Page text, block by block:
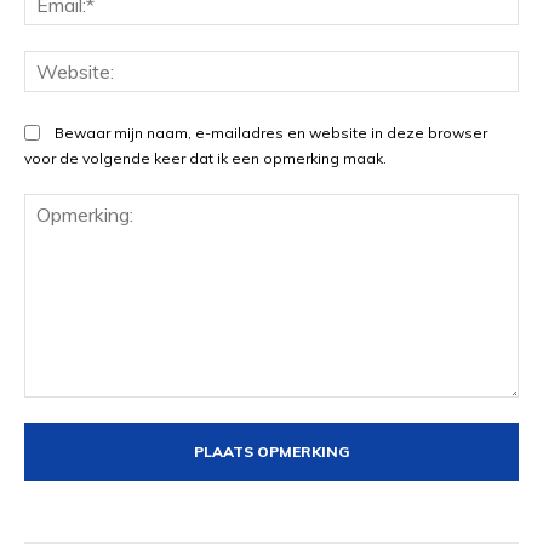
Bewaar mijn naam, e-mailadres en website in deze browser
voor de volgende keer dat ik een opmerking maak.